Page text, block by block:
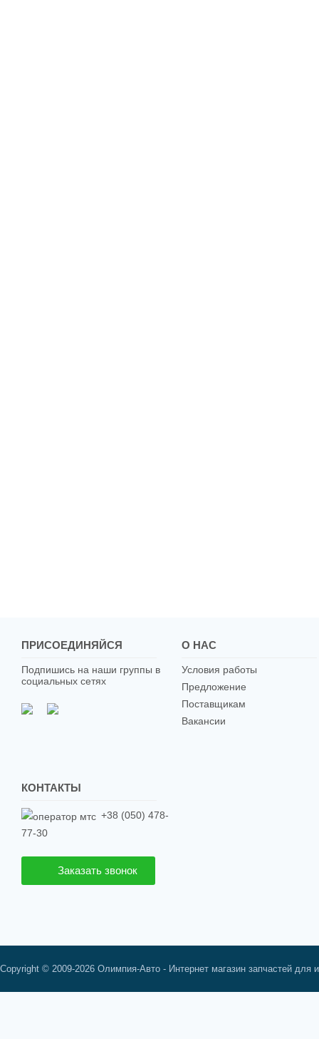
ПРИСОЕДИНЯЙСЯ
Подпишись на наши группы в
социальных сетях
О НАС
Условия работы
Предложение
Поставщикам
Вакансии
КОНТАКТЫ
+38 (050) 478-
77-30
Заказать звонок
Copyright © 2009-2026 Олимпия-Авто - Интернет магазин запчастей для